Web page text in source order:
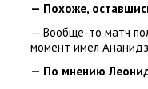
— Похоже,
— Вообще-то матч
момент имел
— По мнению